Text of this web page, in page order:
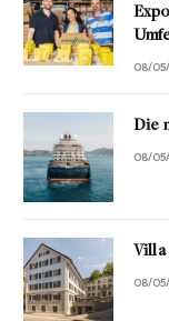
08/
Die
08/
Villa
08/